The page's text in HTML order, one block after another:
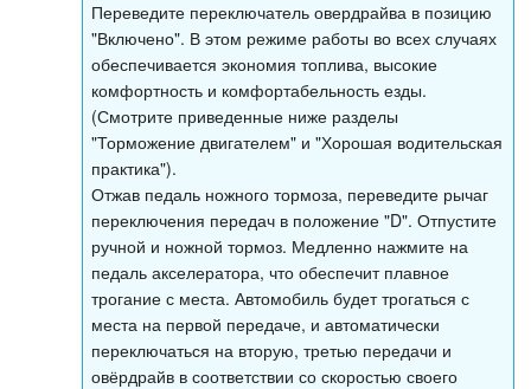
Переведите переключатель овердрайва в позицию
"Включено". В этом режиме работы во всех случаях
обеспечивается экономия топлива, высокие
комфортность и комфортабельность езды.
(Смотрите приведенные ниже разделы
"Торможение двигателем" и "Хорошая водительская
практика").
Отжав педаль ножного тормоза, переведите рычаг
переключения передач в положение "D". Отпустите
ручной и ножной тормоз. Медленно нажмите на
педаль акселератора, что обеспечит плавное
трогание с места. Автомобиль будет трогаться с
места на первой передаче, и автоматически
переключаться на вторую, третью передачи и
овёрдрайв в соответствии со скоростью своего